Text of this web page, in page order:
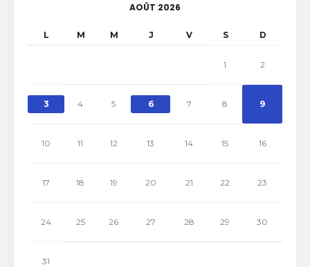
AOÛT 2026
L M M J V S D
1 2
3 4 5 6 7 8 9
10 11 12 13 14 15 16
17 18 19 20 21 22 23
24 25 26 27 28 29 30
31